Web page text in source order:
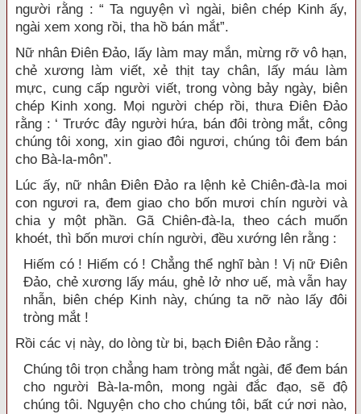
người rằng : “ Ta nguyện vì ngài, biên chép Kinh ấy,
ngài xem xong rồi, tha hồ bán mắt”.
Nữ nhân Điên Đảo, lấy làm may mắn, mừng rỡ vô hạn,
chẻ xương làm viết, xẻ thịt tay chân, lấy máu làm
mực, cung cấp người viết, trong vòng bảy ngày, biên
chép Kinh xong. Mọi người chép rồi, thưa Điên Đảo
rằng : ‘ Trước đây người hứa, bán đôi tròng mắt, công
chúng tôi xong, xin giao đôi ngươi, chúng tôi đem bán
cho Bà-la-môn”.
Lúc ấy, nữ nhân Điên Đảo ra lệnh kẻ Chiên-đà-la moi
con ngươi ra, đem giao cho bốn mươi chín người và
chia y một phần. Gã Chiên-đà-la, theo cách muốn
khoét, thì bốn mươi chín người, đều xướng lên rằng :
Hiếm có ! Hiếm có ! Chẳng thể nghĩ bàn ! Vị nữ Điên
Đảo, chẻ xương lấy máu, ghẻ lở nhơ uế, mà vẫn hay
nhẫn, biên chép Kinh này, chúng ta nỡ nào lấy đôi
tròng mắt !
Rồi các vị này, do lòng từ bi, bạch Điên Đảo rằng :
Chúng tôi trọn chẳng ham tròng mắt ngài, để đem bán
cho người Bà-la-môn, mong ngài đắc đạo, sẽ độ
chúng tôi. Nguyện cho cho chúng tôi, bất cứ nơi nào,